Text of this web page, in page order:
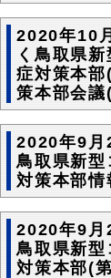
2020年10
く鳥取県
症対策本
策本部会議
2020年9月
鳥取県新型
対策本部
2020年9月
鳥取県新型
対策本部(